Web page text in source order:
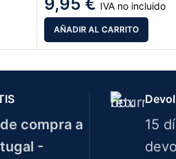
IVA no incluido
AÑADIR AL CARRITO
compra a
-
15